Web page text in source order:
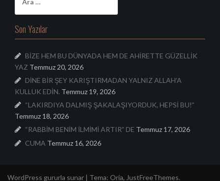
a
m
a
Son Yazılar
BİZE HEM BU DÜNYADA HEM DE AHİRETTE GÜZELLİK
YAZ Temmuz 20, 2026
DİNE BİR ŞEY KARIŞTIRMADAN YALNIZ ALLAH’A
KULLUK EDİN. Temmuz 19, 2026
“LAKIRDIYA DALMIŞ ŞAKALAŞIYORDUK, HEPSİ BU!”
Temmuz 18, 2026
“RABBİM BENİM İLMİMİ ARTIR” DE Temmuz 17, 2026
CUMA Temmuz 16, 2026
WordPress gururla sunar | Tema: Oria, JustFreeThemes.